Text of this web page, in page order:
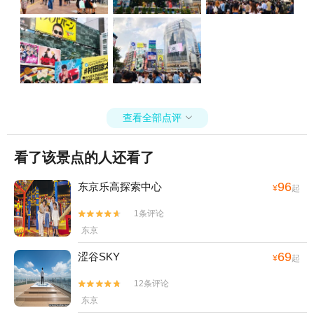
纸位于涩谷公交站旁的忠犬八公像。
查看全部点评 
看了该景点的人还看了
东京乐高探索中心 ¥96起


1条评论
东京
涩谷SKY ¥69起


12条评论
东京